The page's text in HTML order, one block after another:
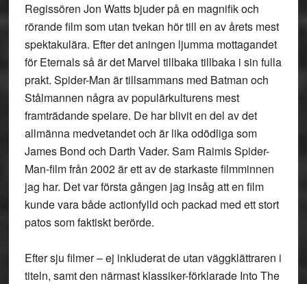
Regissören Jon Watts bjuder på en magnifik och
rörande film som utan tvekan hör till en av årets mest
spektakulära. Efter det aningen ljumma mottagandet
för Eternals så är det Marvel tillbaka tillbaka i sin fulla
prakt. Spider-Man är tillsammans med Batman och
Stålmannen några av populärkulturens mest
framträdande spelare. De har blivit en del av det
allmänna medvetandet och är lika odödliga som
James Bond och Darth Vader. Sam Raimis Spider-
Man-film från 2002 är ett av de starkaste filmminnen
jag har. Det var första gången jag insåg att en film
kunde vara både actionfylld och packad med ett stort
patos som faktiskt berörde.
Efter sju filmer – ej inkluderat de utan väggklättraren i
titeln, samt den närmast klassiker-förklarade Into The